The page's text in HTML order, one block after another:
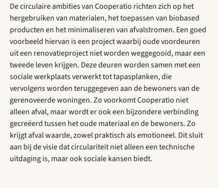
De circulaire ambities van Cooperatio richten zich op het
hergebruiken van materialen, het toepassen van biobased
producten en het minimaliseren van afvalstromen. Een goed
voorbeeld hiervan is een project waarbij oude voordeuren
uit een renovatieproject niet worden weggegooid, maar een
tweede leven krijgen. Deze deuren worden samen met een
sociale werkplaats verwerkt tot tapasplanken, die
vervolgens worden teruggegeven aan de bewoners van de
gerenoveerde woningen. Zo voorkomt Cooperatio niet
alleen afval, maar wordt er ook een bijzondere verbinding
gecreëerd tussen het oude materiaal en de bewoners. Zo
krijgt afval waarde, zowel praktisch als emotioneel. Dit sluit
aan bij de visie dat circulariteit niet alleen een technische
uitdaging is, maar ook sociale kansen biedt.